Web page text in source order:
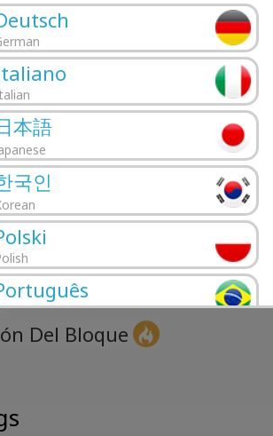
本語
국인
The Block (2007)
Boom (Remix)
Tu Puerta
Del Bloque